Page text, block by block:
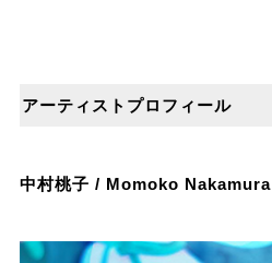
アーティストプロフィール
中村桃子 / Momoko Nakamura